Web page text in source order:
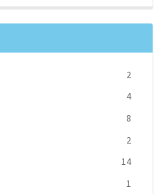
2
4
8
2
14
1